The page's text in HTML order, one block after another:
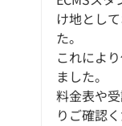
け地とし
た。
これによ
ました。
料金表や
りご確認く